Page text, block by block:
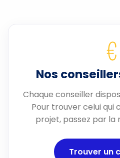
€
Nos
Chaque conseiller
Pour trouver celui qui
projet, passez par la
Trouver un